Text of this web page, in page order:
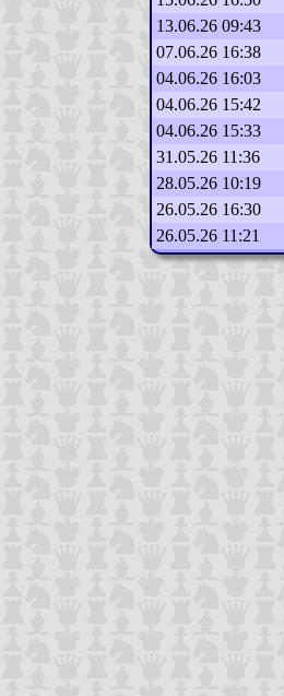
13.06.26 09:43
07.06.26 16:38
04.06.26 16:03
04.06.26 15:42
04.06.26 15:33
31.05.26 11:36
28.05.26 10:19
26.05.26 16:30
26.05.26 11:21